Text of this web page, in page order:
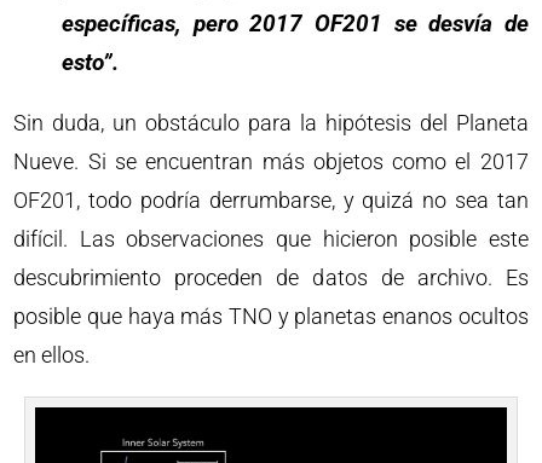
específicas, pero 2017 OF201 se desvía de
esto”.
Sin duda, un obstáculo para la hipótesis del Planeta
Nueve. Si se encuentran más objetos como el 2017
OF201, todo podría derrumbarse, y quizá no sea tan
difícil. Las observaciones que hicieron posible este
descubrimiento proceden de datos de archivo. Es
posible que haya más TNO y planetas enanos ocultos
en ellos.